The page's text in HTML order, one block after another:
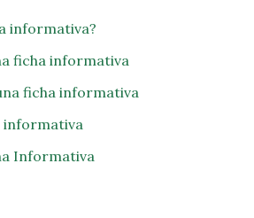
informativa?
ficha informativa
ficha informativa
informativa
Informativa